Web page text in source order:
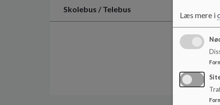
Skolebus / Telebus
Læs mere i